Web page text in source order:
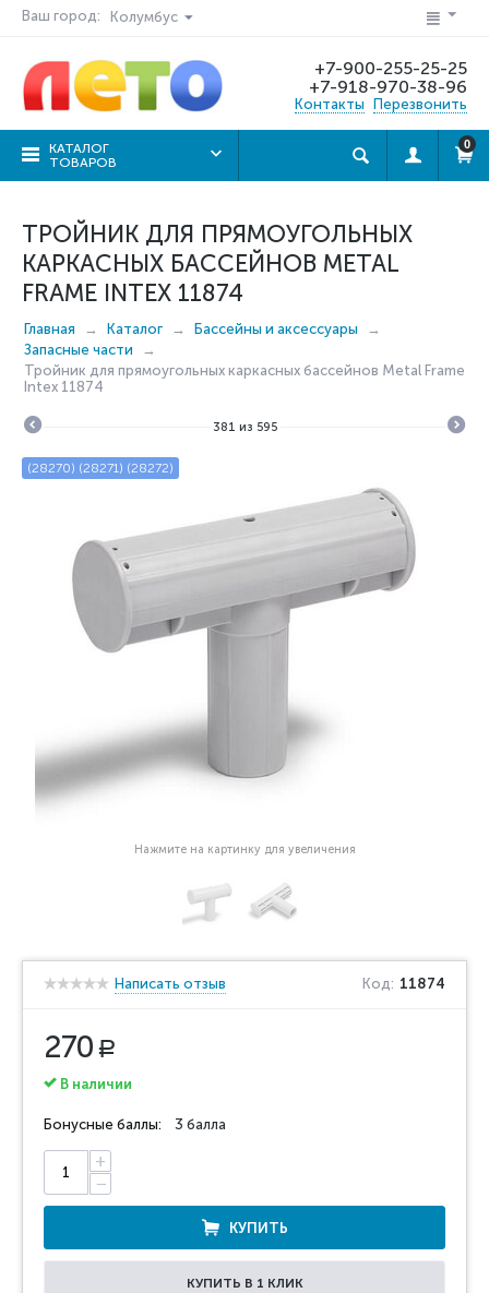
Ваш город: Колумбус
+7-900-255-25-25
+7-918-970-38-96
Контакты Перезвонить
КАТАЛОГ
ТОВАРОВ
0
ТРОЙНИК ДЛЯ ПРЯМОУГОЛЬНЫХ
КАРКАСНЫХ БАССЕЙНОВ METAL
FRAME INTEX 11874
Главная Каталог
Бассейны и аксессуары
Запасные части
Тройник для прямоугольных каркасных бассейнов Metal Frame
Intex 11874
381 из 595
(28270) (28271) (28272)
Нажмите на картинку для увеличения
Написать отзыв Код: 11874
270 Р
В наличии
Бонусные баллы: 3 балла
+
−
КУПИТЬ
КУПИТЬ В 1 КЛИК